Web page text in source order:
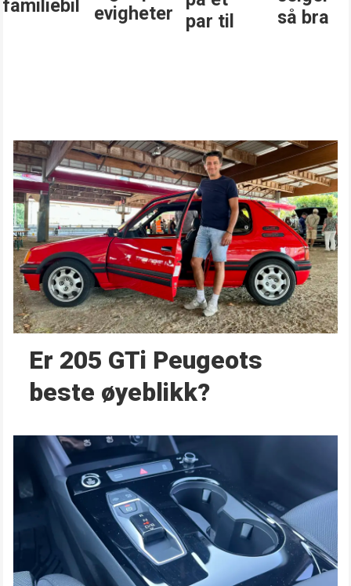
familiebil
evigheter
par til
så bra
Er 205 GTi Peugeots
beste øyeblikk?